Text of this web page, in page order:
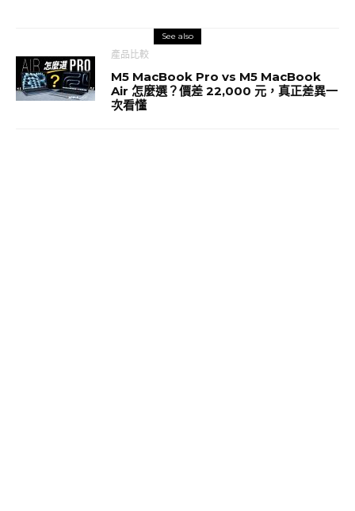
See also
產品比較
M5 MacBook Pro vs M5 MacBook
Air 怎麼選？價差 22,000 元，真正差異一
次看懂